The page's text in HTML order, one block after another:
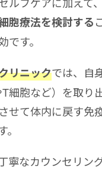
胞療法を検討する
です。
リニックでは、自
T細胞など）を取り
せて体内に戻す免
寧なカウンセリン